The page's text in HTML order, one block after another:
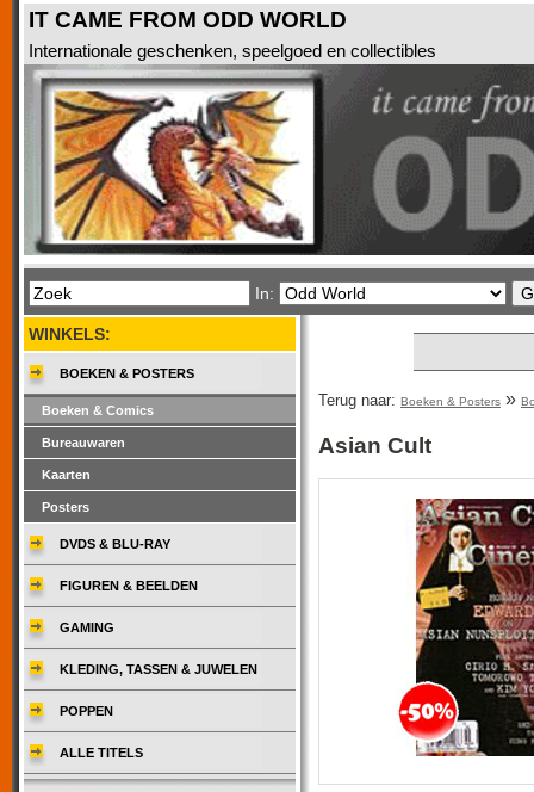
IT CAME FROM ODD WORLD
Internationale geschenken, speelgoed en collectibles
In:
Terug naar: Boeken & Posters »
Asian Cult
WINKELS:
BOEKEN & POSTERS
Boeken & Comics
Bureauwaren
Kaarten
Posters
DVDS & BLU-RAY
FIGUREN & BEELDEN
GAMING
KLEDING, TASSEN & JUWELEN
POPPEN
ALLE TITELS